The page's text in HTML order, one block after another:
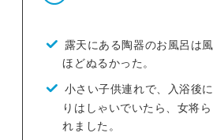
露天にある陶器のお風呂は
ほどぬるかった。
小さい子供連れで、入浴後
りはしゃいでいたら、女将
れました。